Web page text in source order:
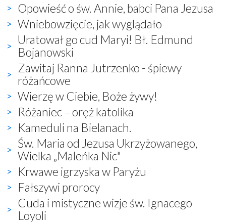
Opowieść o św. Annie, babci Pana Jezusa
Wniebowzięcie, jak wyglądało
Uratował go cud Maryi! Bł. Edmund
Bojanowski
Zawitaj Ranna Jutrzenko - śpiewy
różańcowe
Wierzę w Ciebie, Boże żywy!
Różaniec – oręż katolika
Kameduli na Bielanach.
Św. Maria od Jezusa Ukrzyżowanego,
Wielka „Maleńka Nic"
Krwawe igrzyska w Paryżu
Fałszywi prorocy
Cuda i mistyczne wizje św. Ignacego
Loyoli